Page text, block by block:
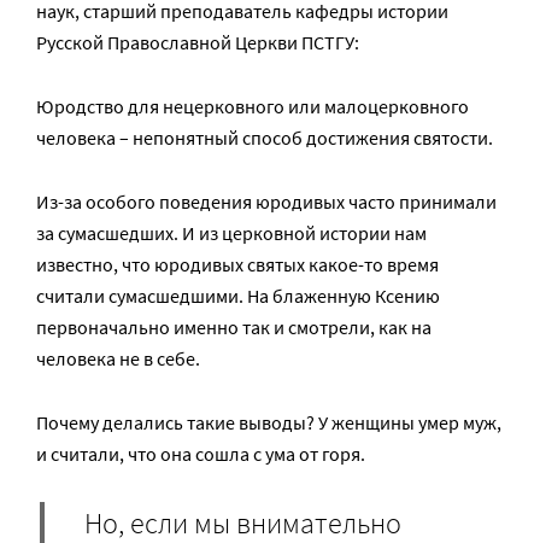
наук, старший преподаватель кафедры истории
Русской Православной Церкви ПСТГУ:
Юродство для нецерковного или малоцерковного
человека – непонятный способ достижения святости.
Из-за особого поведения юродивых часто принимали
за сумасшедших. И из церковной истории нам
известно, что юродивых святых какое-то время
считали сумасшедшими. На блаженную Ксению
первоначально именно так и смотрели, как на
человека не в себе.
Почему делались такие выводы? У женщины умер муж,
и считали, что она сошла с ума от горя.
Но, если мы внимательно